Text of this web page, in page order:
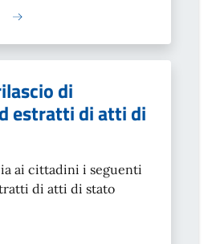
di
estratti di atti di
ai cittadini i seguenti
di atti di stato